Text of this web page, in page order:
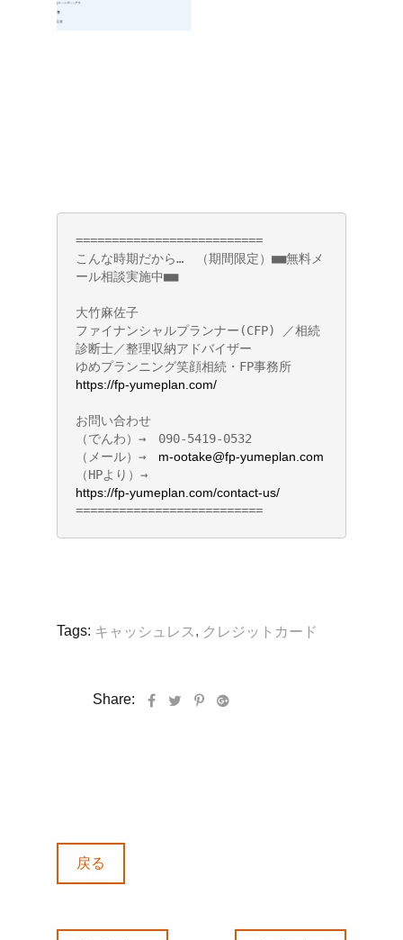
==========================
こんな時期だから…　（期間限定）■■無料メ
ール相談実施中■■
大竹麻佐子
ファイナンシャルプランナー(CFP) ／相続
診断士／整理収納アドバイザー
ゆめプランニング笑顔相続・FP事務所
https://fp-yumeplan.com/
お問い合わせ
（でんわ）→　090-5419-0532
（メール）→ m-ootake@fp-yumeplan.com
（HPより）→
https://fp-yumeplan.com/contact-us/
==========================
Tags: キャッシュレス , クレジットカード
Share:
戻る